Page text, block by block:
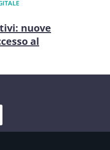
nuove
al